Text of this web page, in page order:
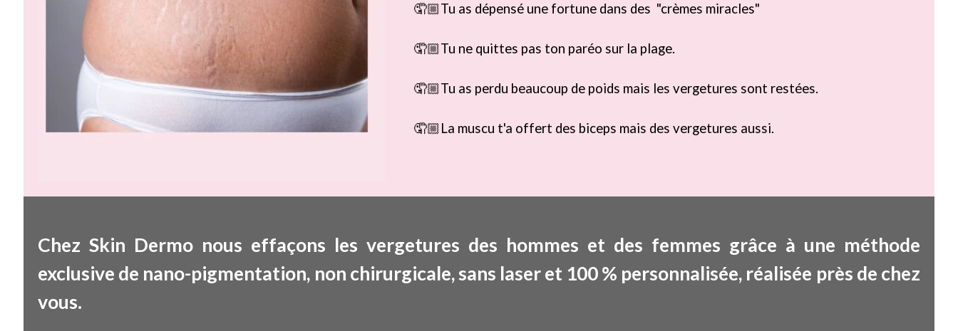
🤦🏼Tu as dépensé une fortune dans des "crèmes miracles"
🤦🏼Tu ne quittes pas ton paréo sur la plage.
🤦🏼Tu as perdu beaucoup de poids mais les vergetures sont restées.
🤦🏼La muscu t'a offert des biceps mais des vergetures aussi.
Chez Skin Dermo nous effaçons les vergetures des hommes et des femmes grâce à une méthode
exclusive de nano-pigmentation, non chirurgicale, sans laser et 100 % personnalisée, réalisée près de chez
vous.